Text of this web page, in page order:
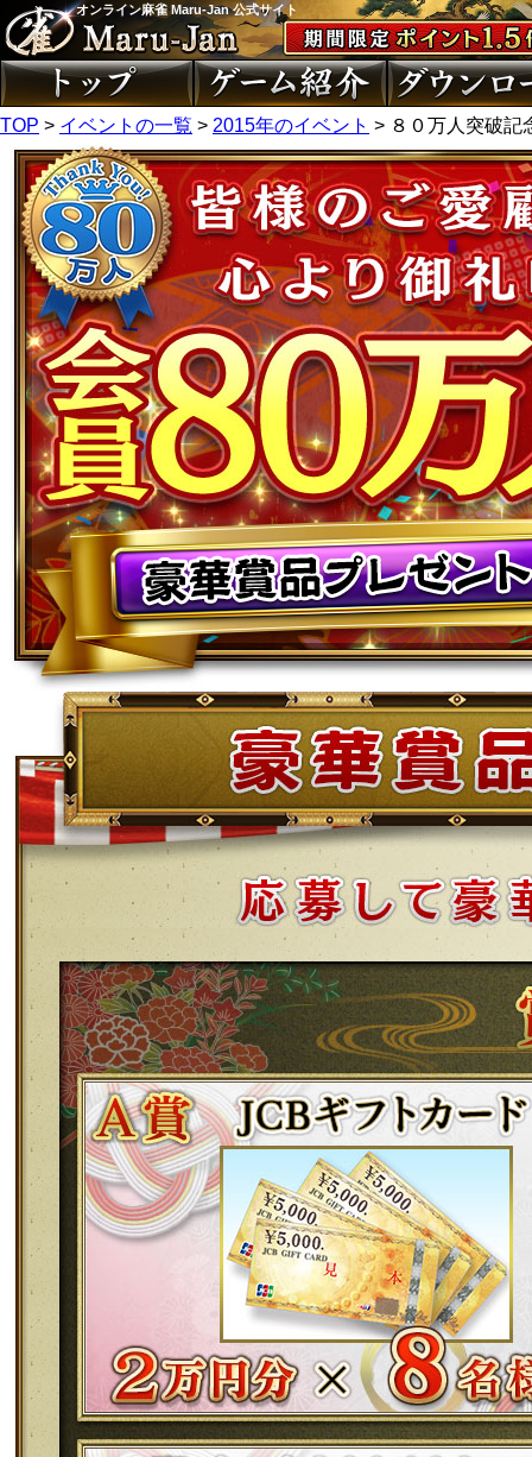
オンライン麻雀 Maru-Jan 公式サイト
TOP > イベントの一覧 > 2015年のイベント > ８０万人突破記